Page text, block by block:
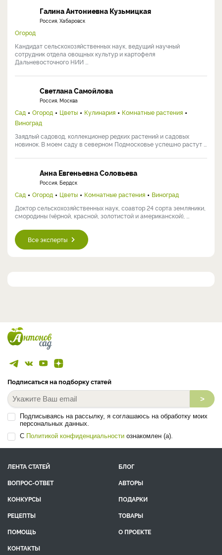
Галина Антониевна Кузьмицкая
Россия, Хабаровск
Огород
Кандидат сельскохозяйственных наук, ведущий научный
сотрудник отдела овощных культур и картофеля
Дальневосточного НИИ ...
Светлана Самойлова
Россия, Москва
Сад Огород Цветы Кулинария
Комнатные растения
Виноград
Заядлый садовод, коллекционер редких растений и садовых
новинок. В моем саду в северном Подмосковье успешно растут ...
Анна Евгеньевна Соловьева
Россия, Бердск
Сад Огород Цветы Комнатные растения
Виноград
Доктор сельскохозяйственных наук, соавтор 24 сорта земляники,
смородины (чёрной, красной, золотистой и американской), ...
Все эксперты
Подписаться на подборку статей
>
Подписываясь на рассылку, я соглашаюсь на обработку моих
персональных данных.
С Политикой конфиденциальности ознакомлен (а).
ЛЕНТА СТАТЕЙ
БЛОГ
ВОПРОС-ОТВЕТ
АВТОРЫ
КОНКУРСЫ
ПОДАРКИ
РЕЦЕПТЫ
ТОВАРЫ
ПОМОЩЬ
О ПРОЕКТЕ
КОНТАКТЫ